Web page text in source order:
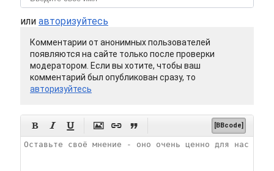
или авторизуйтесь
Комментарии от анонимных пользователей
появляются на сайте только после проверки
модератором. Если вы хотите, чтобы ваш
комментарий был опубликован сразу, то
авторизуйтесь
      [BBcode]